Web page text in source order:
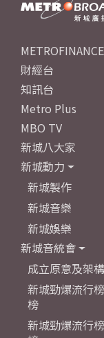
財經台
知訊台
Metro Plus
MBO TV
新城八大家
新城動力
新城製作
新城音樂
新城娛樂
新城音統會
成立原意及架構
新城勁爆流行
榜
新城勁爆流行